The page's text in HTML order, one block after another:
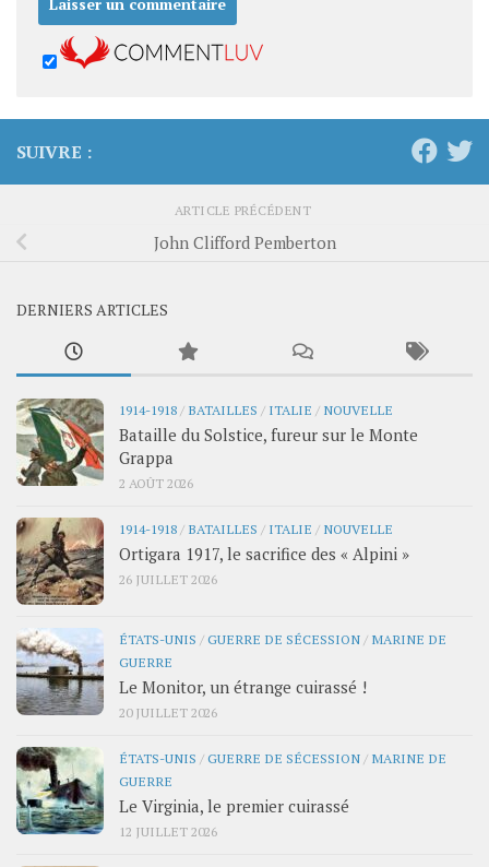
SUIVRE :
ARTICLE PRÉCÉDENT
John Clifford Pemberton
DERNIERS ARTICLES
1914-1918 / BATAILLES / ITALIE / NOUVELLE
Bataille du Solstice, fureur sur le Monte
Grappa
2 AOÛT 2026
1914-1918 / BATAILLES / ITALIE / NOUVELLE
Ortigara 1917, le sacrifice des « Alpini »
26 JUILLET 2026
ÉTATS-UNIS /GUERRE DE SÉCESSION / MARINE DE
GUERRE
Le Monitor, un étrange cuirassé !
20 JUILLET 2026
ÉTATS-UNIS /GUERRE DE SÉCESSION / MARINE DE
GUERRE
Le Virginia, le premier cuirassé
12 JUILLET 2026